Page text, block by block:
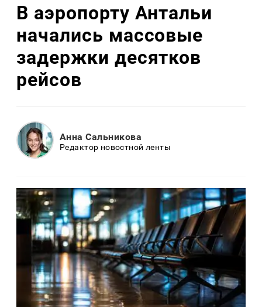
В аэропорту Антальи
начались массовые
задержки десятков
рейсов
Анна Сальникова
Редактор новостной ленты